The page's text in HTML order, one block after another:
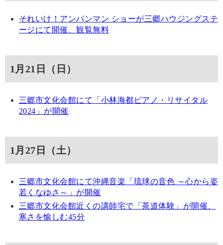
それいけ！アンパンマン ショーが三郷ハウジングステ
ージにて開催、観覧無料
1月21日（日）
三郷市文化会館にて「小林海都ピアノ・リサイタル
2024」が開催
1月27日（土）
三郷市文化会館にて沖縄音楽「琉球の音色 ～心から姿
若くなゆさ～」が開催
三郷市文化会館近くの講師宅で「茶道体験」が開催、
寒さを愉しむ45分